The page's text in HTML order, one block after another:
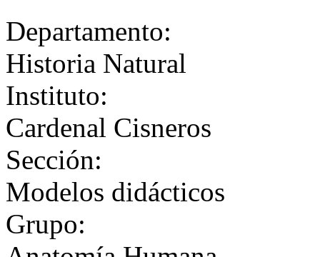
Departamento:
Historia Natural
Instituto:
Cardenal Cisneros
Sección:
Modelos didácticos
Grupo: